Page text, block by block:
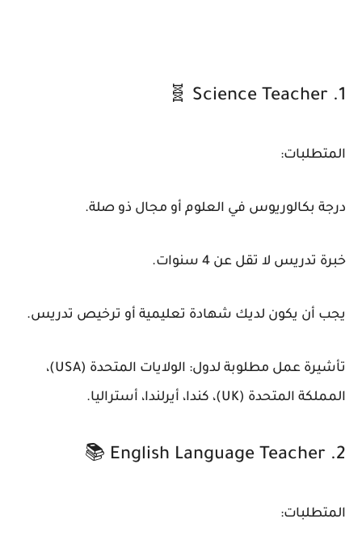
1. Science Teacher 🧬
المتطلبات:
درجة بكالوريوس في العلوم أو مجال ذو صلة.
خبرة تدريس لا تقل عن 4 سنوات.
يجب أن يكون لديك شهادة تعليمية أو ترخيص تدريس.
تأشيرة عمل مطلوبة لدول: الولايات المتحدة (USA)،
المملكة المتحدة (UK)، كندا، أيرلندا، أستراليا.
2. English Language Teacher 📚
المتطلبات: